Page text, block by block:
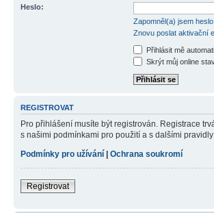
Heslo:
Zapomněl(a) jsem heslo
Znovu poslat aktivační
Přihlásit mě
Skrýt můj online
REGISTROVAT
Pro přihlášení musíte být registrován. Registrace
s našimi podmínkami pro použití a s dalšími
Podmínky pro užívání | Ochrana soukromí
Registrovat